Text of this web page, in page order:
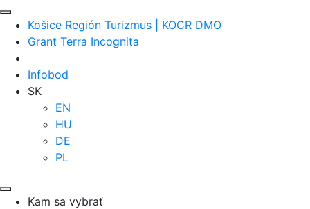
Košice Región Turizmus | KOCR DMO
Grant Terra Incognita
Infobod
SK
EN
HU
DE
PL
Kam sa vybrať